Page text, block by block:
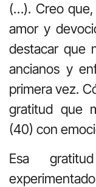
(…). Creo
amor y
destacar que
ancianos y
primera vez.
gratitud que
(40) con
Esa